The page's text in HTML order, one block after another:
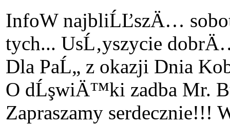
InfoW najbliĹĽszÄ…
tych... UsĹ‚yszycie
Dla PaĹ„ z okazji Dnia
O dĹşwiÄ™ki zadba Mr.
Zapraszamy serdecznie!!!